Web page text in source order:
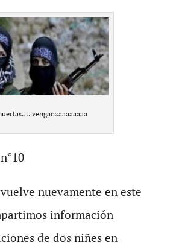
venganzaaaaaaaa
nuevamente en este
información
de dos niñes en